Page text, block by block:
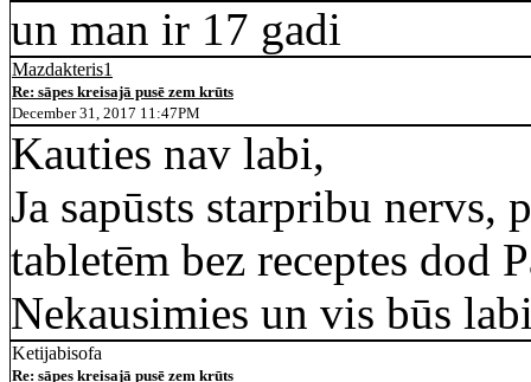
un man ir 17 gadi
Mazdakteris1
Re: sāpes kreisajā pusē zem krūts
December 31, 2017 11:47PM
Kauties nav labi,
Ja sapūsts starpribu nervs,
tabletēm bez receptes dod
Nekausimies un vis būs
Ketijabisofa
Re: sāpes kreisajā pusē zem krūts